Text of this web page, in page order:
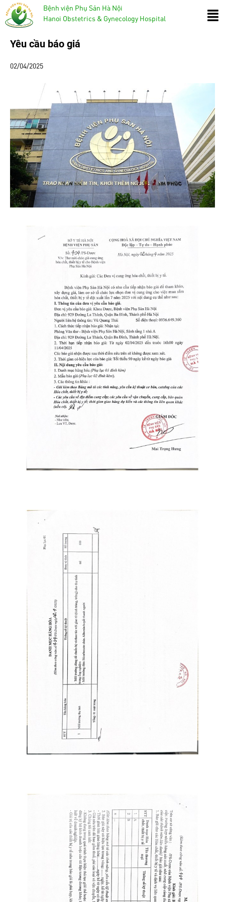
Bệnh viện Phụ Sản Hà Nội
Hanoi Obstetrics & Gynecology Hospital
Yêu cầu báo giá
02/04/2025